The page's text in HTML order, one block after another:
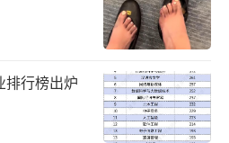
行榜出炉